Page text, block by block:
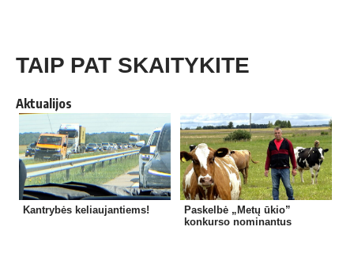
TAIP PAT SKAITYKITE
Aktualijos
Kantrybės keliaujantiems!
Paskelbė „Metų ūkio”
konkurso nominantus